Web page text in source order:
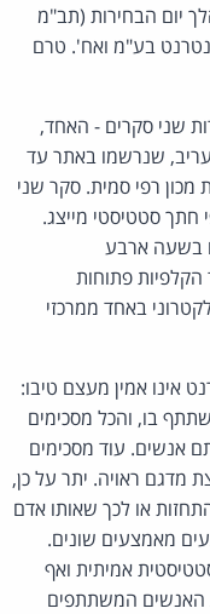
יום הבחירות (תב"מ
אינטרנט בע"מ ואח'. טרם
שני סקרים - האחד,
שנרשמו באתר עד
מכון רפי סמית. סקר שני
וייערך על פי חתך סטטיסטי מייצג.
בשעה ארבע
הקלפיות פתוחות
באחד ממרכזי
אינו אמין מעצם טיבו:
בו, והכל מסכימים
אנשים. עוד מסכימים
מדגם ראויה. יתר על כן,
או לכך שאותו אדם
מאמצעים שונים.
אמיתית ואף
האנשים המשתתפים